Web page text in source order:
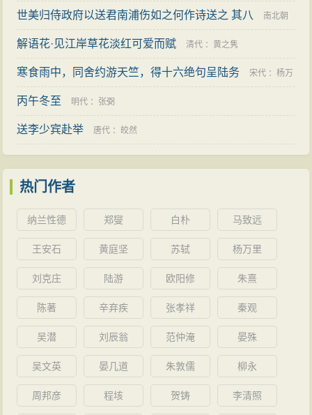
成廷圭
世美归侍政府以送君南浦伤如之何作诗送之 其八 南北朝
：邹浩
解语花·见江岸草花淡红可爱而赋 清代 ：黄之隽
寒食雨中，同舍约游天竺，得十六绝句呈陆务 宋代 ：杨万
里
丙午冬至 明代 ： 张弼
送李少宾赴举 唐代 ： 皎然
热门作者
纳兰性德 郑燮 白朴 马致远
王安石 黄庭坚 苏轼 杨万里
刘克庄 陆游 欧阳修 朱熹
陈著 辛弃疾 张孝祥 秦观
吴潜 刘辰翁 范仲淹 晏殊
吴文英 晏几道 朱敦儒 柳永
周邦彦 程垓 贺铸 李清照